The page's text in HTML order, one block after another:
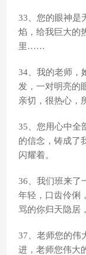
33、您的眼神是
焰，给我巨大的
里……
34、我的老师，
发，一对明亮的
亲切，很热心，
35、您用心中全
的信念，铸成了
闪耀着。
36、我们班来了
年轻，口齿伶俐
骂的你归天隐居
37、老师您的伟
进，老师您伟大